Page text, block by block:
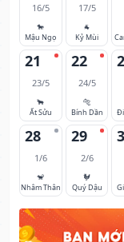
16/5
🐎
Mậu Ngọ
17/5
🐐
Kỷ Mùi
21
23/5
🐂
Ất Sửu
22
24/5
🐅
Bính Dần
28
1/6
🐒
Nhâm Thân
29
2/6
🐓
Quý Dậu